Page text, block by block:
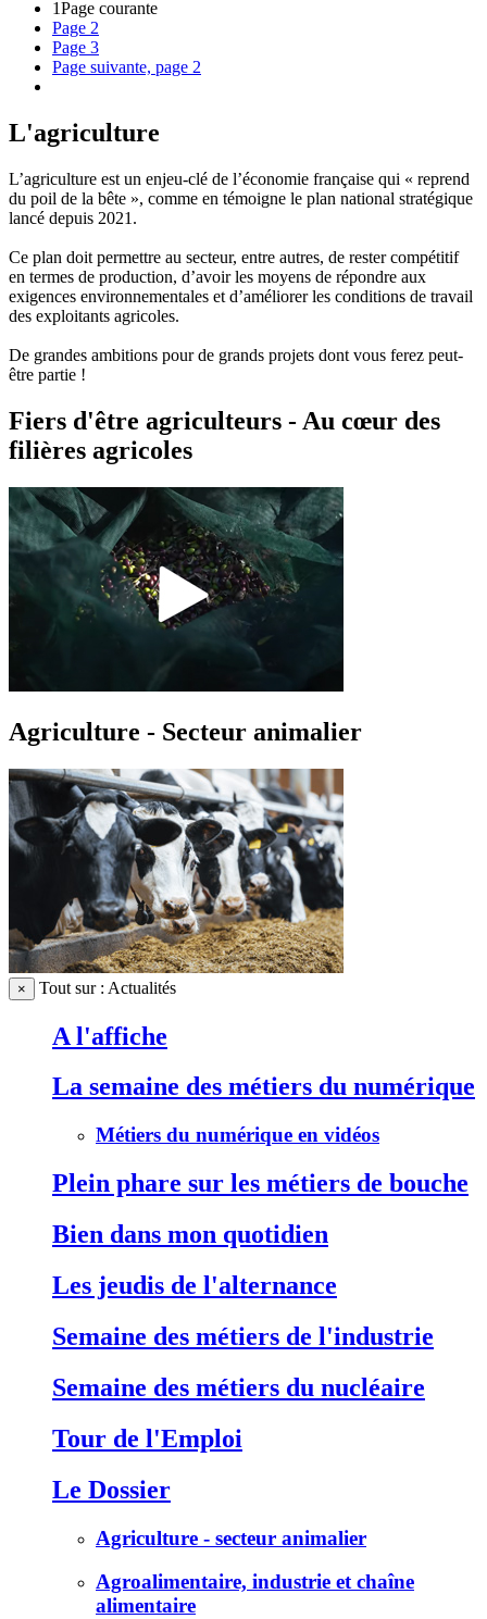
1Page courante
Page 2
Page 3
Page suivante, page 2
L'agriculture
L’agriculture est un enjeu-clé de l’économie française qui « reprend
du poil de la bête », comme en témoigne le plan national stratégique
lancé depuis 2021.
Ce plan doit permettre au secteur, entre autres, de rester compétitif
en termes de production, d’avoir les moyens de répondre aux
exigences environnementales et d’améliorer les conditions de travail
des exploitants agricoles.
De grandes ambitions pour de grands projets dont vous ferez peut-
être partie !
Fiers d'être agriculteurs - Au cœur des
filières agricoles
Agriculture - Secteur animalier
× Tout sur : Actualités
A l'affiche
La semaine des métiers du numérique
Métiers du numérique en vidéos
Plein phare sur les métiers de bouche
Bien dans mon quotidien
Les jeudis de l'alternance
Semaine des métiers de l'industrie
Semaine des métiers du nucléaire
Tour de l'Emploi
Le Dossier
Agriculture - secteur animalier
Agroalimentaire, industrie et chaîne
alimentaire